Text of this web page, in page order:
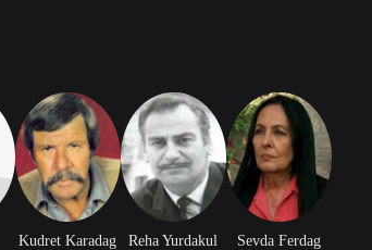
Kudret Karadag Reha Yurdakul Sevda Ferdag